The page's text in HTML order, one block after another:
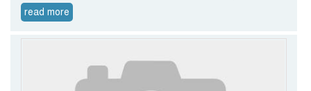
read more